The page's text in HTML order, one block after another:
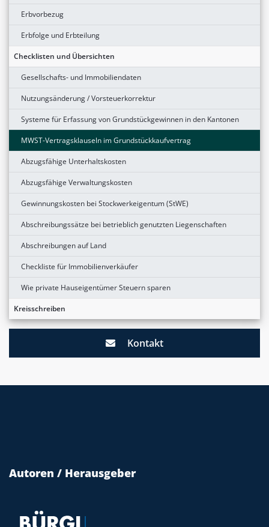
Erbvorbezug
Erbfolge und Erbteilung
Checklisten und Übersichten
Gesellschafts- und Immobiliendaten
Nutzungsänderung / Vorsteuerkorrektur
Systeme für Erfassung von Grundstückgewinnen in den Kantonen
MWST-Vertragsklauseln im Grundstückkaufvertrag
Abzugsfähige Unterhaltskosten
Abzugsfähige Verwaltungskosten
Gewinnungskosten bei Stockwerkeigentum (StWE)
Abschreibungssätze bei betrieblich genutzten Liegenschaften
Abschreibungen auf Land
Checkliste für Immobilienverkäufer
Wie private Hauseigentümer Steuern sparen
Kreisschreiben
Kontakt
Autoren / Herausgeber